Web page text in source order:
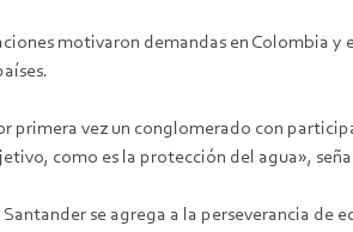
motivaron demandas en Colombia
primera vez un conglomerado con
como es la protección del agua»,
se agrega a la perseverancia